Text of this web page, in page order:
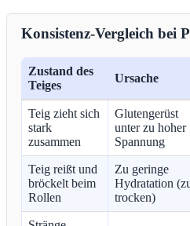
Konsistenz-Vergleich bei
Zustand des
Teiges
Ursache
Teig zieht sich
stark
zusammen
Glutengerüst
unter zu hoher
Spannung
Teig reißt und
bröckelt beim
Rollen
Zu geringe
Hydratation
trocken)